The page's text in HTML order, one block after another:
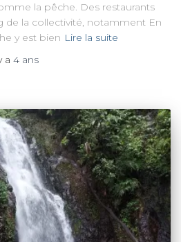
la pêche. Des restaurants
de la collectivité, notamment En
y est bien Lire la suite
a 4 ans